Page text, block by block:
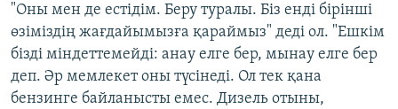
"Оны мен де естідім. Беру туралы. Біз енді бірінші
өзіміздің жағдайымызға қараймыз" деді ол. "Ешкім
бізді міндеттемейді: анау елге бер, мынау елге бер
деп. Әр мемлекет оны түсінеді. Ол тек қана
бензинге байланысты емес. Дизель отыны,